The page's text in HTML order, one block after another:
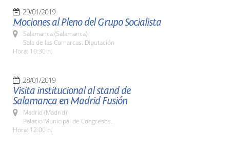
29/01/2019
Mociones al Pleno del Grupo Socialista
Salamanca (Salamanca)
Sala de las Comarcas. Diputación
Hora: 10:30 h.
28/01/2019
Visita institucional al stand de
Salamanca en Madrid Fusión
Madrid (Madrid)
Palacio Municipal de Congresos.
Hora: 12:00 h.